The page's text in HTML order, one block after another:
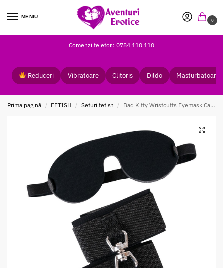
MENIU
0
Comenzi telefon: 0784 110 110
Reduceri Vibratoare Clitoris Dildo Masturbatoare
Prima pagină / FETISH / Seturi fetish / Bad Kitty Wristcuffs Eyemask Catuse si Masca Ochi